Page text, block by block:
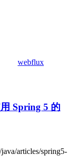
webflux
Spring 5 的
articles/spring5-